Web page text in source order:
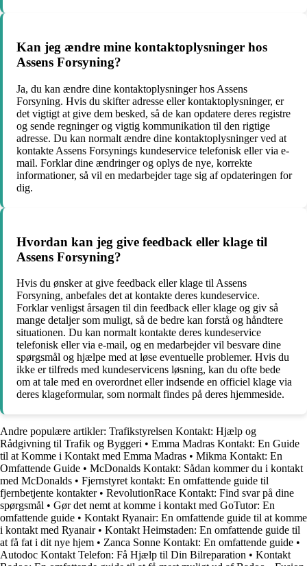
Kan jeg ændre mine kontaktoplysninger hos
Assens Forsyning?
Ja, du kan ændre dine kontaktoplysninger hos Assens
Forsyning. Hvis du skifter adresse eller kontaktoplysninger, er
det vigtigt at give dem besked, så de kan opdatere deres registre
og sende regninger og vigtig kommunikation til den rigtige
adresse. Du kan normalt ændre dine kontaktoplysninger ved at
kontakte Assens Forsynings kundeservice telefonisk eller via e-
mail. Forklar dine ændringer og oplys de nye, korrekte
informationer, så vil en medarbejder tage sig af opdateringen for
dig.
Hvordan kan jeg give feedback eller klage til
Assens Forsyning?
Hvis du ønsker at give feedback eller klage til Assens
Forsyning, anbefales det at kontakte deres kundeservice.
Forklar venligst årsagen til din feedback eller klage og giv så
mange detaljer som muligt, så de bedre kan forstå og håndtere
situationen. Du kan normalt kontakte deres kundeservice
telefonisk eller via e-mail, og en medarbejder vil besvare dine
spørgsmål og hjælpe med at løse eventuelle problemer. Hvis du
ikke er tilfreds med kundeservicens løsning, kan du ofte bede
om at tale med en overordnet eller indsende en officiel klage via
deres klageformular, som normalt findes på deres hjemmeside.
Andre populære artikler: Trafikstyrelsen Kontakt: Hjælp og
Rådgivning til Trafik og Byggeri • Emma Madras Kontakt: En Guide
til at Komme i Kontakt med Emma Madras • Mikma Kontakt: En
Omfattende Guide • McDonalds Kontakt: Sådan kommer du i kontakt
med McDonalds • Fjernstyret kontakt: En omfattende guide til
fjernbetjente kontakter• RevolutionRace Kontakt: Find svar på dine
spørgsmål • Gør det nemt at komme i kontakt med GoTutor: En
omfattende guide • Kontakt Ryanair: En omfattende guide til at komme
i kontakt med Ryanair• Kontakt Heimstaden: En omfattende guide til
at få fat i dit nye hjem • Zanca Sonne Kontakt: En omfattende guide •
Autodoc Kontakt Telefon: Få Hjælp til Din Bilreparation • Kontakt